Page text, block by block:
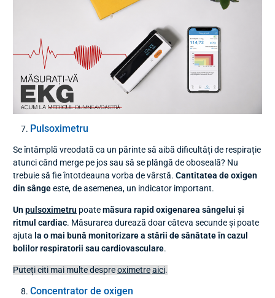
Pulsoximetru
Se întâmplă vreodată ca un părinte să aibă dificultăți de respirație
atunci când merge pe jos sau să se plângă de oboseală? Nu
trebuie să fie întotdeauna vorba de vârstă. Cantitatea de oxigen
din sângeeste, de asemenea, un indicator important.
Un pulsoximetru poatemăsura rapid oxigenarea sângelui și
ritmul cardiac. Măsurarea durează doar câteva secunde și poate
ajuta la o mai bună monitorizare a stării de sănătate în cazul
bolilor respiratorii sau cardiovasculare.
Puteți citi mai multe despreoximetreaici.
Concentrator de oxigen